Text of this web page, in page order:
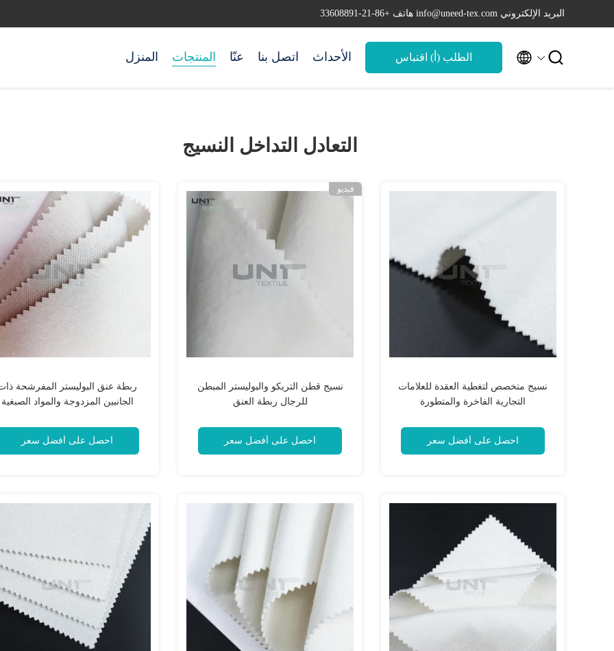
البريد الإلكتروني info@uneed-tex.com هاتف +86-21-33608891
المنزل المنتجات عنّا اتصل بنا الأحداث الطلب (أ) اقتباس  
التعادل التداخل النسيج
ربطة عنق البوليستر المفرشحة
الجانبين المزدوجة والمواد الصبغية
احصل على أفضل سعر
فيديو
نسيج قطن التريكو والبوليستر المبطن
للرجال ربطة العنق
احصل على أفضل سعر
نسيج متخصص لتغطية العقدة للعلامات
التجارية الفاخرة والمتطورة
احصل على أفضل سعر